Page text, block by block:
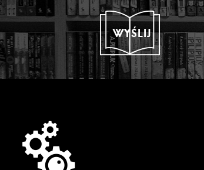
WYŚLIJ